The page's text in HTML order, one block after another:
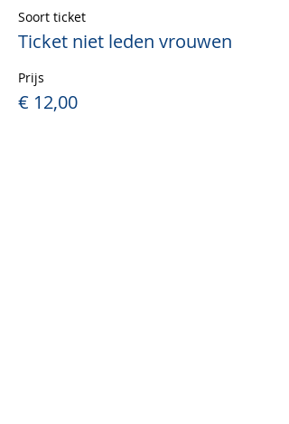
Soort ticket
Ticket niet leden vrouwen
Prijs
€ 12,00